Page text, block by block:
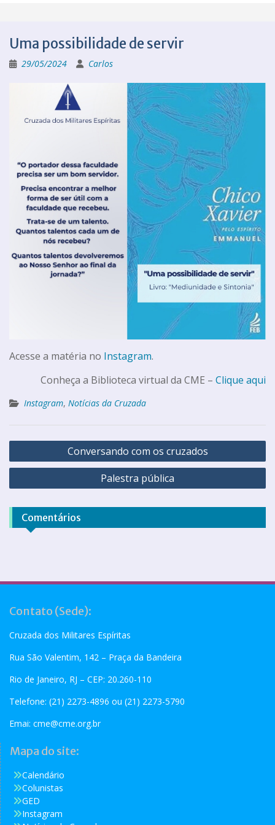
Uma possibilidade de servir
29/05/2024 Carlos
Acesse a matéria no Instagram.
Conheça a Biblioteca virtual da CME – Clique aqui
Instagram, Notícias da Cruzada
Conversando com os cruzados
Palestra pública
Comentários
Contato (Sede):
Cruzada dos Militares Espíritas
Rua São Valentim, 142 – Praça da Bandeira
Rio de Janeiro, RJ – CEP: 20.260-110
Telefone: (21) 2273-4896 ou (21) 2273-5790
Emai: cme@cme.org.br
Mapa do site:
Calendário
Colunistas
GED
Instagram